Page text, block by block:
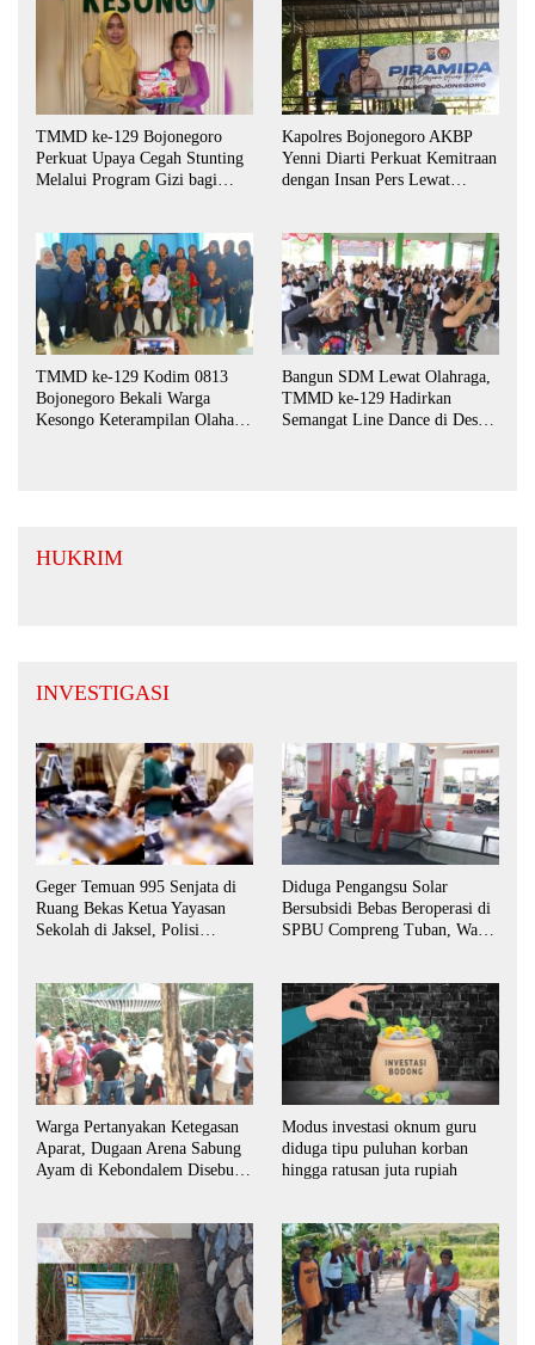
TMMD ke-129 Bojonegoro
Perkuat Upaya Cegah Stunting
Melalui Program Gizi bagi
Kapolres Bojonegoro AKBP
Yenni Diarti Perkuat Kemitraan
dengan Insan Pers Lewat
TMMD ke-129 Kodim 0813
Bojonegoro Bekali Warga
Kesongo Keterampilan Olahan
Bangun SDM Lewat Olahraga,
TMMD ke-129 Hadirkan
Semangat Line Dance di Desa
HUKRIM
INVESTIGASI
Geger Temuan 995 Senjata di
Ruang Bekas Ketua Yayasan
Sekolah di Jaksel, Polisi
Diduga Pengangsu Solar
Bersubsidi Bebas Beroperasi di
SPBU Compreng Tuban, Warga
Warga Pertanyakan Ketegasan
Aparat, Dugaan Arena Sabung
Ayam di Kebondalem Disebut
Modus investasi oknum guru
diduga tipu puluhan korban
hingga ratusan juta rupiah